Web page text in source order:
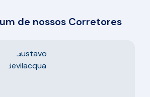
de nossos Corretores